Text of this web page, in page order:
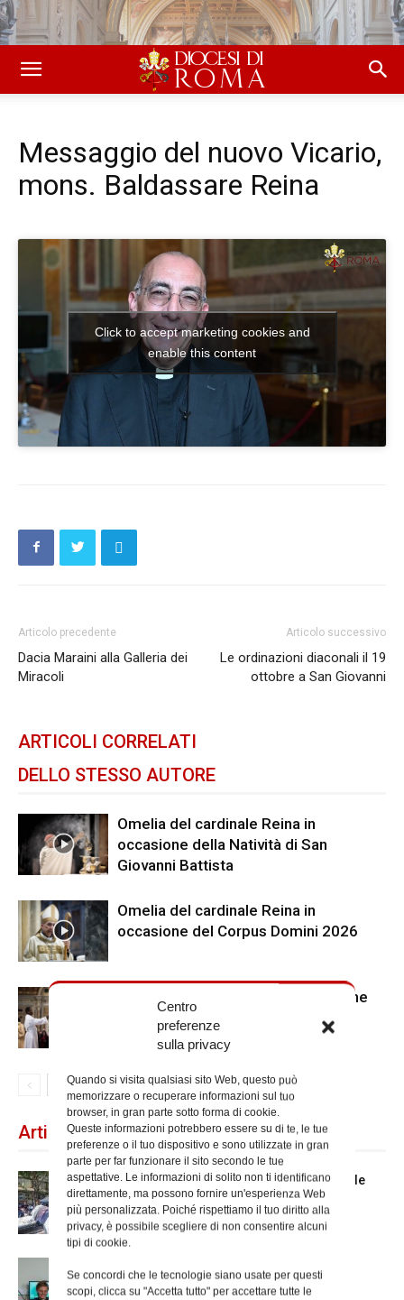
Centro
preferenze
sulla privacy
Quando si visita qualsiasi sito Web, questo può
memorizzare o recuperare informazioni sul tuo
browser, in gran parte sotto forma di cookie.
Queste informazioni potrebbero essere su di te, le tue
preferenze o il tuo dispositivo e sono utilizzate in gran
parte per far funzionare il sito secondo le tue
aspettative. Le informazioni di solito non ti identificano
direttamente, ma possono fornire un'esperienza Web
più personalizzata. Poiché rispettiamo il tuo diritto alla
privacy, è possibile scegliere di non consentire alcuni
tipi di cookie.
Se concordi che le tecnologie siano usate per questi
scopi, clicca su "Accetta tutto" per accettare tutte le
Messaggio del nuovo Vicario,
mons. Baldassare Reina
Click to accept marketing cookies and
enable this content
Articolo precedente
Dacia Maraini alla Galleria dei
Miracoli
Articolo successivo
Le ordinazioni diaconali il 19
ottobre a San Giovanni
ARTICOLI CORRELATI
DELLO STESSO AUTORE
Omelia del cardinale Reina in
occasione della Natività di San
Giovanni Battista
Omelia del cardinale Reina in
occasione del Corpus Domini 2026
Ringraziamenti del vicario al termine
dell’Anno Santo
Articoli recenti
Spin Time: la dichiarazione del cardinale
vicario
dell’Istituto Paritario Sant’Apollinare